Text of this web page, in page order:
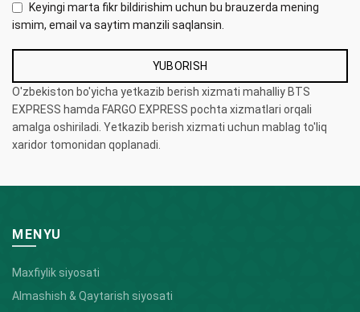
Keyingi marta fikr bildirishim uchun bu brauzerda mening
ismim, email va saytim manzili saqlansin.
O'zbekiston bo'yicha yetkazib berish xizmati mahalliy BTS
EXPRESS hamda FARGO EXPRESS pochta xizmatlari orqali
amalga oshiriladi. Yetkazib berish xizmati uchun mablag to'liq
xaridor tomonidan qoplanadi.
MENYU
Maxfiylik siyosati
Almashish & Qaytarish siyosati